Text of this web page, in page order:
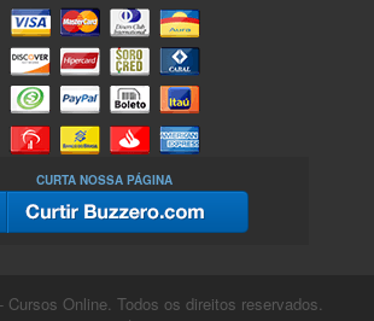
CURTA NOSSA PÁGINA
Online. Todos os direitos reservados.